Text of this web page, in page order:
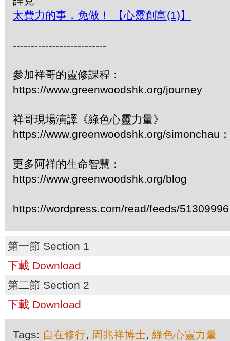
太費力的事，免做！ 【心靈創富(1)】
--------------------------
參加祥哥的靈修課程：
https://www.greenwoodshk.org/journey
祥哥現場演譯《綠色心靈力量》
https://www.greenwoodshk.org/simonchau
更多阿祥的生命智慧：
https://www.greenwoodshk.org/blog
https://wordpress.com/read/feeds/51309996
第一節 Section 1
下載 Download
第二節 Section 2
下載 Download
Tags: 自在修行, 周兆祥博士, 綠色心靈力量